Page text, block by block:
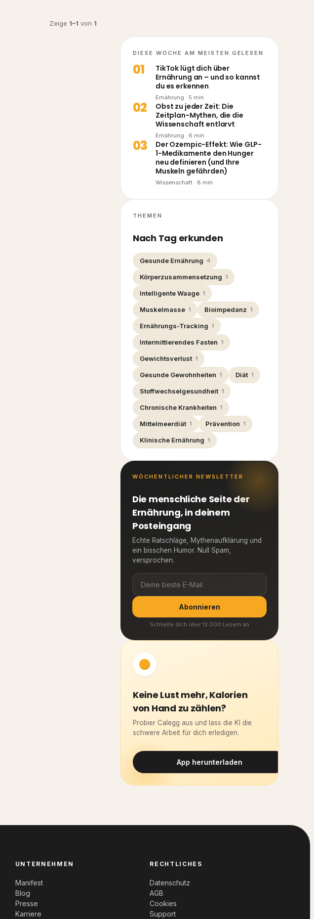
Zeige 1–1 von 1
DIESE WOCHE AM MEISTEN GELESEN
01
TikTok lügt dich über
Ernährung an – und so kannst
du es erkennen
Ernährung · 5 min
02
Obst zu jeder Zeit: Die
Zeitplan-Mythen, die die
Wissenschaft entlarvt
Ernährung · 6 min
03
Der Ozempic-Effekt: Wie GLP-
1-Medikamente den Hunger
neu definieren (und Ihre
Muskeln gefährden)
Wissenschaft · 8 min
THEMEN
Nach Tag erkunden
Gesunde Ernährung 4
Körperzusammensetzung 1
Intelligente Waage 1
Muskelmasse 1 Bioimpedanz 1
Ernährungs-Tracking 1
Intermittierendes Fasten 1
Gewichtsverlust 1
Gesunde Gewohnheiten 1 Diät 1
Stoffwechselgesundheit 1
Chronische Krankheiten 1
Mittelmeerdiät 1 Prävention 1
Klinische Ernährung 1
WÖCHENTLICHER NEWSLETTER
Die menschliche Seite der
Ernährung, in deinem
Posteingang
Echte Ratschläge, Mythenaufklärung und
ein bisschen Humor. Null Spam,
versprochen.
Abonnieren
Schließe dich über 12.000 Lesern an
Keine Lust mehr, Kalorien
von Hand zu zählen?
Probier Calegg aus und lass die KI die
schwere Arbeit für dich erledigen.
App herunterladen
UNTERNEHMEN
Manifest
Blog
Presse
Karriere
RECHTLICHES
Datenschutz
AGB
Cookies
Support